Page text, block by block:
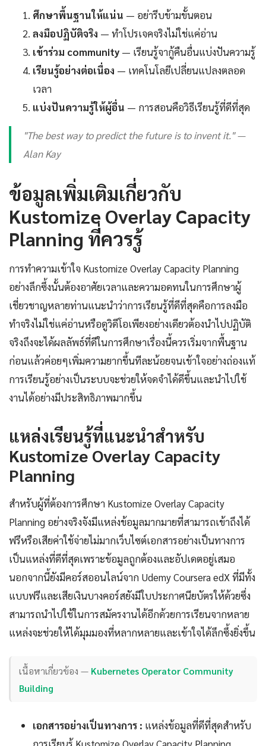
ศึกษาพื้นฐานให้แน่น — อย่ารีบข้ามขั้นตอน
ลงมือปฏิบัติจริง — ทำโปรเจคจริงไม่ใช่แค่อ่าน
เข้าร่วม community — เรียนรู้จากู้คืนอื่นแบ่งปันความรู้
เรียนรู้อย่างต่อเนื่อง — เทคโนโลยีเปลี่ยนแปลงตลอด
เวลา
แบ่งปันความรู้ให้ผู้อื่น — การสอนคือวิธีเรียนรู้ที่ดีที่สุด
"The best way to predict the future is to invent it." —
Alan Kay
ข้อมูลเพิ่มเติมเกี่ยวกับ
Kustomize Overlay Capacity
Planning ที่ควรรู้
การทำความเข้าใจ Kustomize Overlay Capacity Planning
อย่างลึกซึ้งนั้นต้องอาศัยเวลาและความอดทนในการศึกษาผู้
เชี่ยวชาญหลายท่านแนะนำว่าการเรียนรู้ที่ดีที่สุดคือการลงมือ
ทำจริงไม่ใช่แค่อ่านหรือดูวิดีโอเพียงอย่างเดียวต้องนำไปปฏิบัติ
จริงถึงจะได้ผลลัพธ์ที่ดีในการศึกษาเรื่องนี้ควรเริ่มจากพื้นฐาน
ก่อนแล้วค่อยๆเพิ่มความยากขึ้นทีละน้อยจนเข้าใจอย่างถ่องแท้
การเรียนรู้อย่างเป็นระบบจะช่วยให้จดจำได้ดีขึ้นและนำไปใช้
งานได้อย่างมีประสิทธิภาพมากขึ้น
แหล่งเรียนรู้ที่แนะนำสำหรับ
Kustomize Overlay Capacity
Planning
สำหรับผู้ที่ต้องการศึกษา Kustomize Overlay Capacity
Planning อย่างจริงจังมีแหล่งข้อมูลมากมายที่สามารถเข้าถึงได้
ฟรีหรือเสียค่าใช้จ่ายไม่มากเว็บไซต์เอกสารอย่างเป็นทางการ
เป็นแหล่งที่ดีที่สุดเพราะข้อมูลถูกต้องและอัปเดตอยู่เสมอ
นอกจากนี้ยังมีคอร์สออนไลน์จาก Udemy Coursera edX ที่มีทั้ง
แบบฟรีและเสียเงินบางคอร์สยังมีใบประกาศนียบัตรให้ด้วยซึ่ง
สามารถนำไปใช้ในการสมัครงานได้อีกด้วยการเรียนจากหลาย
แหล่งจะช่วยให้ได้มุมมองที่หลากหลายและเข้าใจได้ลึกซึ้งยิ่งขึ้น
เนื้อหาเกี่ยวข้อง — Kubernetes Operator Community
Building
เอกสารอย่างเป็นทางการ : แหล่งข้อมูลที่ดีที่สุดสำหรับ